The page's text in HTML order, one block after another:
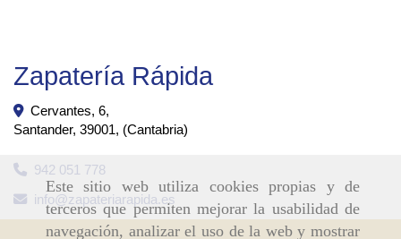
Este sitio web utiliza cookies propias y de
terceros que permiten mejorar la usabilidad de
navegación, analizar el uso de la web y mostrar
Zapatería Rápida
Cervantes, 6,
Santander, 39001, (Cantabria)
942 051 778
info
zapateriarapida.es